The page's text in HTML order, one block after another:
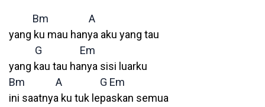
Bm
A
yang ku mau hanya aku yang tau
G
Em
yang kau tau hanya sisi luarku
Bm
A G Em
ini saatnya ku tuk lepaskan semua